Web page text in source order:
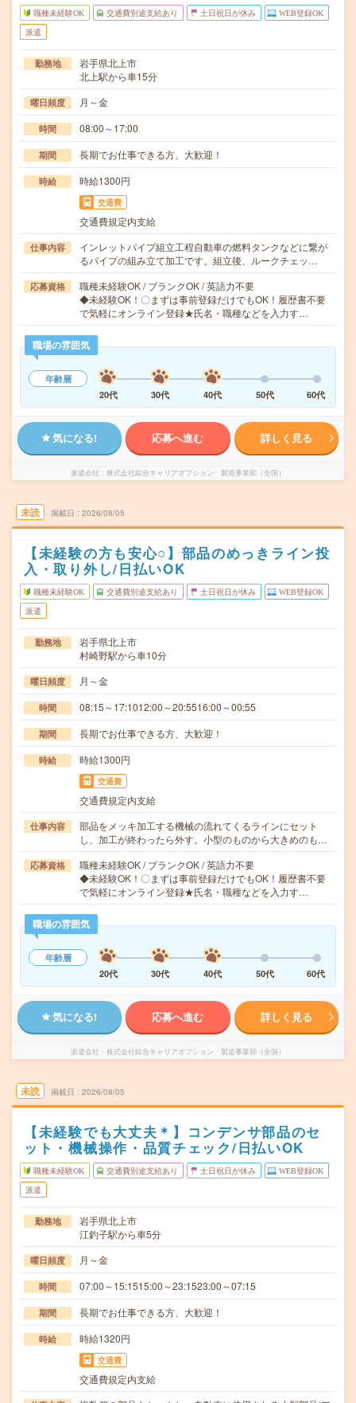
職種未経験OK 交通費別途支給あり 土日祝日が休み WEB登録OK
派遣
勤務地
岩手県北上市
北上駅から車15分
曜日頻度 月～金
時間 08:00～17:00
期間 長期でお仕事できる方、大歓迎！
時給 時給1300円
交通費
交通費規定内支給
仕事内容
インレットパイプ組立工程自動車の燃料タンクなどに繋が
るパイプの組み立て加工です。組立後、ルークチェッ…
応募資格
職種未経験OK / ブランクOK / 英語力不要
◆未経験OK！〇まずは事前登録だけでもOK！履歴書不要
で気軽にオンライン登録★氏名・職種などを入力す…
職場の雰囲気
年齢層
20代
30代 40代 50代 60代
気になる! 応募へ進む 詳しく見る
派遣会社 株式会社綜合キャリアオプション 製造事業部（全国）
未読 掲載日 2026/08/05
【未経験の方も安心○】部品のめっきライン投
入・取り外し/日払いOK
職種未経験OK 交通費別途支給あり 土日祝日が休み WEB登録OK
派遣
勤務地
岩手県北上市
村崎野駅から車10分
曜日頻度 月～金
時間 08:15～17:1012:00～20:5516:00～00:55
期間 長期でお仕事できる方、大歓迎！
時給 時給1300円
交通費
交通費規定内支給
仕事内容
部品をメッキ加工する機械の流れてくるラインにセット
し、加工が終わったら外す。小型のものから大きめのも…
応募資格
職種未経験OK / ブランクOK / 英語力不要
◆未経験OK！〇まずは事前登録だけでもOK！履歴書不要
で気軽にオンライン登録★氏名・職種などを入力す…
職場の雰囲気
年齢層
20代
30代 40代 50代 60代
気になる! 応募へ進む 詳しく見る
派遣会社 株式会社綜合キャリアオプション 製造事業部（全国）
未読 掲載日 2026/08/05
【未経験でも大丈夫＊】コンデンサ部品のセ
ット・機械操作・品質チェック/日払いOK
職種未経験OK 交通費別途支給あり 土日祝日が休み WEB登録OK
派遣
勤務地
岩手県北上市
江釣子駅から車5分
曜日頻度 月～金
時間 07:00～15:1515:00～23:1523:00～07:15
期間 長期でお仕事できる方、大歓迎！
時給 時給1320円
交通費
交通費規定内支給